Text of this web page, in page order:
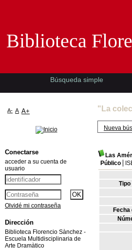
"La
Nueva
Las
Público
Tipo
Biblioteca
Búsqueda simple
A- A A+
Conectarse
acceder a su cuenta de
usuario
Olvidé mi contraseña
Dirección
Biblioteca Florencio Sànchez -
Escuela Multidisciplinaria de
Arte Dramàtico